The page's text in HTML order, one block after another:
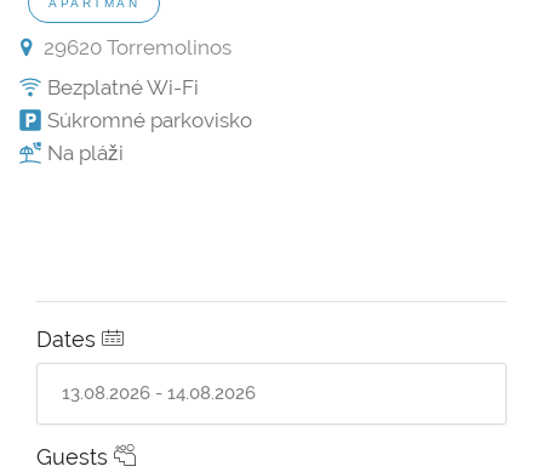
APARTMÁN
29620 Torremolinos
Bezplatné Wi-Fi
Súkromné parkovisko
Na pláži
Dates
Guests